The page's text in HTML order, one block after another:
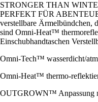
STRONGER THAN
PERFEKT FÜR
verstellbare Ärmelbündchen,
sind Omni-Heat™
Einschubhandtaschen
Omni-Tech™ wasserdicht/
Omni-Heat™ thermo-
OUTGROWN™ Anpassung